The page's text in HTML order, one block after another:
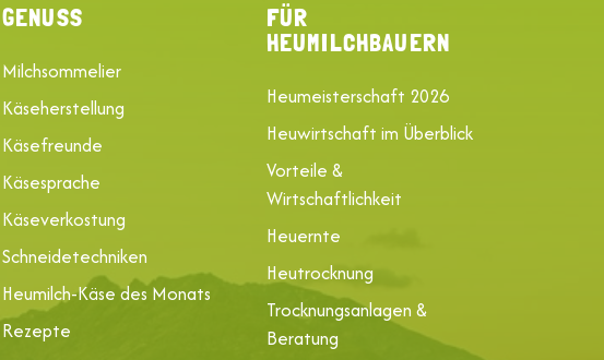
GENUSS
Milchsommelier
Käseherstellung
Käsefreunde
Käsesprache
Käseverkostung
Schneidetechniken
Heumilch-Käse des Monats
Rezepte
FÜR
HEUMILCHBAUERN
Heumeisterschaft 2026
Heuwirtschaft im Überblick
Vorteile &
Wirtschaftlichkeit
Heuernte
Heutrocknung
Trocknungsanlagen &
Beratung